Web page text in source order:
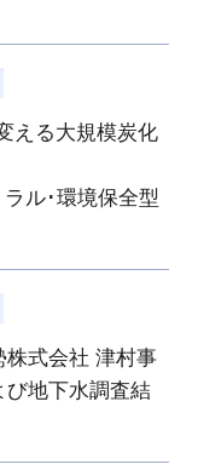
える大規模炭化
ル･環境保全型
株式会社 津村事
地下水調査結